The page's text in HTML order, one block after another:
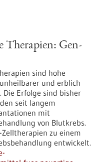
Therapien: Gen-
sind hohe
und erblich
Erfolge sind bisher
seit langem
mit
von Blutkrebs.
Zelltherapien zu einem
entwickelt.